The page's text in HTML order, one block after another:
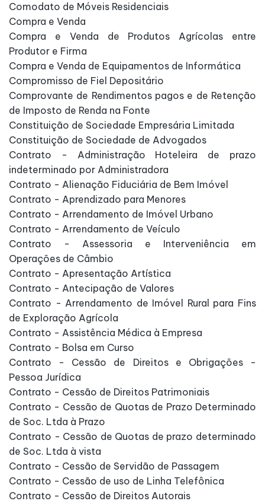
Comodato de Móveis Residenciais
Compra e Venda
Compra e Venda de Produtos Agrícolas entre
Produtor e Firma
Compra e Venda de Equipamentos de Informática
Compromisso de Fiel Depositário
Comprovante de Rendimentos pagos e de Retenção
de Imposto de Renda na Fonte
Constituição de Sociedade Empresária Limitada
Constituição de Sociedade de Advogados
Contrato - Administração Hoteleira de prazo
indeterminado por Administradora
Contrato - Alienação Fiduciária de Bem Imóvel
Contrato - Aprendizado para Menores
Contrato - Arrendamento de Imóvel Urbano
Contrato - Arrendamento de Veículo
Contrato - Assessoria e Interveniência em
Operações de Câmbio
Contrato - Apresentação Artística
Contrato - Antecipação de Valores
Contrato - Arrendamento de Imóvel Rural para Fins
de Exploração Agrícola
Contrato - Assistência Médica à Empresa
Contrato - Bolsa em Curso
Contrato - Cessão de Direitos e Obrigações -
Pessoa Jurídica
Contrato - Cessão de Direitos Patrimoniais
Contrato - Cessão de Quotas de Prazo Determinado
de Soc. Ltda à Prazo
Contrato - Cessão de Quotas de prazo determinado
de Soc. Ltda à vista
Contrato - Cessão de Servidão de Passagem
Contrato - Cessão de uso de Linha Telefônica
Contrato - Cessão de Direitos Autorais